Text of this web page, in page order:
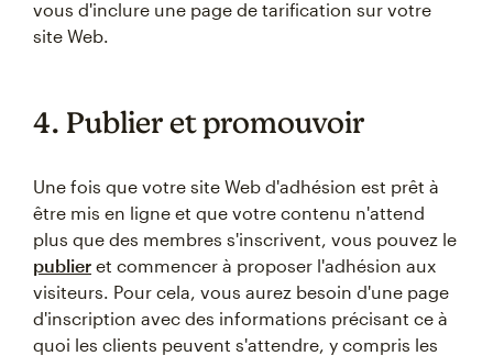
vous d'inclure une page de tarification sur votre
site Web.
4. Publier et promouvoir
Une fois que votre site Web d'adhésion est prêt à
être mis en ligne et que votre contenu n'attend
plus que des membres s'inscrivent, vous pouvez le
publier et commencer à proposer l'adhésion aux
visiteurs. Pour cela, vous aurez besoin d'une page
d'inscription avec des informations précisant ce à
quoi les clients peuvent s'attendre, y compris les